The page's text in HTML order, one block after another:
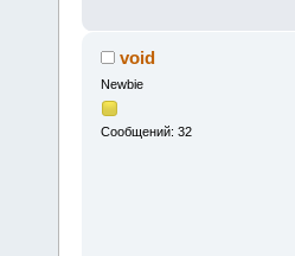
void
Newbie
Сообщений: 32